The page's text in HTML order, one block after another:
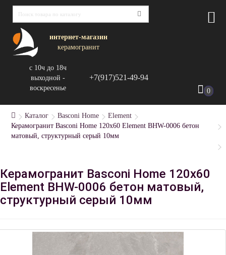
интернет-магазин
керамогранит
с 10ч до 18ч
выходной -
воскресенье
+7(917)521-49-94
0
Каталог Basconi Home
Element
Керамогранит Basconi Home 120x60 Element BHW-0006 бетон
матовый, структурный серый 10мм
Керамогранит Basconi Home 120x60
Element BHW-0006 бетон матовый,
структурный серый 10мм